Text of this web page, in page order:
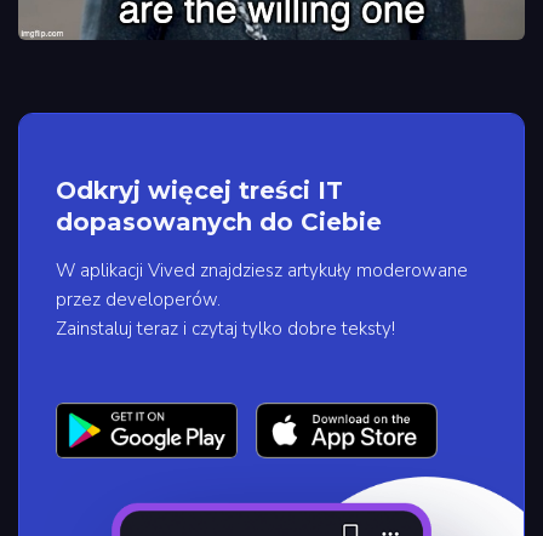
Odkryj więcej treści IT
dopasowanych do Ciebie
W aplikacji Vived znajdziesz artykuły moderowane
przez developerów.
Zainstaluj teraz i czytaj tylko dobre teksty!